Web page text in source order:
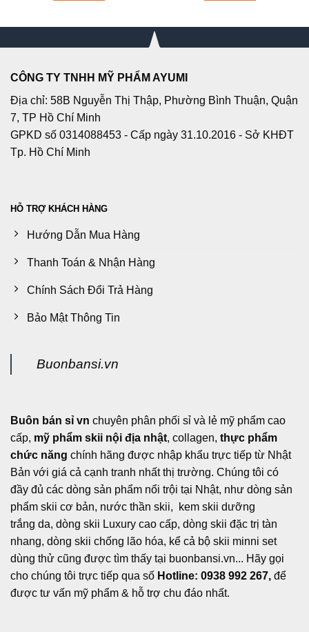
CÔNG TY TNHH MỸ PHẨM AYUMI
Địa chỉ: 58B Nguyễn Thị Thập, Phường Bình Thuận, Quận
7, TP Hồ Chí Minh
GPKD số 0314088453 - Cấp ngày 31.10.2016 - Sở KHĐT
Tp. Hồ Chí Minh
HỖ TRỢ KHÁCH HÀNG
Hướng Dẫn Mua Hàng
Thanh Toán & Nhận Hàng
Chính Sách Đổi Trả Hàng
Bảo Mật Thông Tin
Buonbansi.vn
Buôn bán sỉ vn chuyên phân phối sỉ và lẻ mỹ phẩm cao
cấp, mỹ phẩm skii nội địa nhật, collagen, thực phẩm
chức năng chính hãng được nhập khẩu trực tiếp từ Nhật
Bản với giá cả cạnh tranh nhất thị trường. Chúng tôi có
đầy đủ các dòng sản phẩm nổi trội tại Nhật, như dòng sản
phẩm skii cơ bản, nước thần skii, kem skii dưỡng
trắng da, dòng skii Luxury cao cấp, dòng skii đặc trị tàn
nhang, dòng skii chống lão hóa, kể cả bộ skii minni set
dùng thử cũng được tìm thấy tại buonbansi.vn... Hãy gọi
cho chúng tôi trực tiếp qua số Hotline: 0938 992 267, để
được tư vấn mỹ phẩm & hỗ trợ chu đáo nhất.